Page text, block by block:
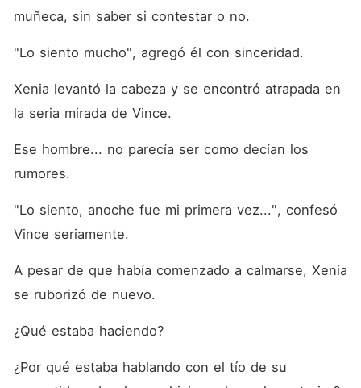
muñeca, sin saber si contestar o no.
"Lo siento mucho", agregó él con sinceridad.
Xenia levantó la cabeza y se encontró atrapada en
la seria mirada de Vince.
Ese hombre... no parecía ser como decían los
rumores.
"Lo siento, anoche fue mi primera vez...", confesó
Vince seriamente.
A pesar de que había comenzado a calmarse, Xenia
se ruborizó de nuevo.
¿Qué estaba haciendo?
¿Por qué estaba hablando con el tío de su